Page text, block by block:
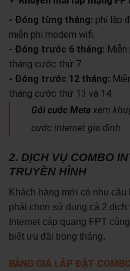
- Đóng từng tháng: phí lắp
miễn phí modem wifi.
- Đóng trước 6 tháng:
tháng cước thứ 7.
- Đóng trước 12 tháng:
tháng cước thứ 13 và 14.
Gói cước Meta xem
cước internet gia đình
2. DỊCH VỤ COMBO
TRUYỀN HÌNH
Khách hàng mới có nhu
phải chọn sử dụng cả 2 dịch
Internet cáp quang FPT
biệt ưu đãi trong tháng.
BẢNG GIÁ LẮP ĐẶT